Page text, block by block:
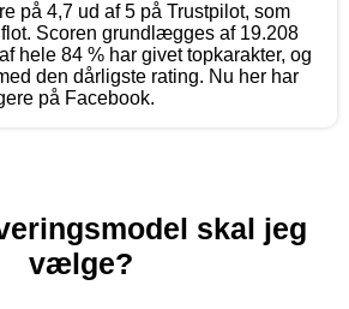
på 4,7 ud af 5 på Trustpilot, som
Scoren grundlægges af 19.208
hele 84 % har givet topkarakter, og
den dårligste rating. Nu her har
på Facebook.
skal jeg
vælge?